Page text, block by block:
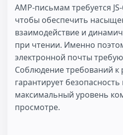
AMP-письмам требуется
чтобы обеспечить
взаимодействие и
при чтении. Именно
электронной почты
Соблюдение требований к
гарантирует
максимальный уровень
просмотре.